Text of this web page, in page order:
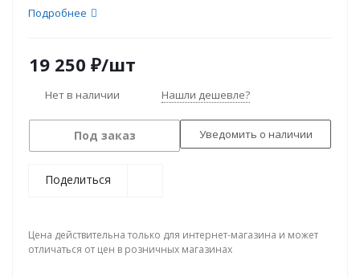
Подробнее
19 250 ₽/шт
Нет в наличии Нашли дешевле?
Под заказ Уведомить о наличии
Поделиться
Цена действительна только для интернет-магазина и может
отличаться от цен в розничных магазинах